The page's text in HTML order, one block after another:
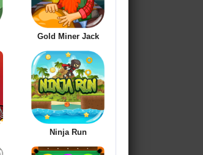
Gold Miner Jack
Ninja Run